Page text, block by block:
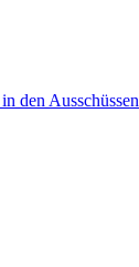
den Ausschüssen